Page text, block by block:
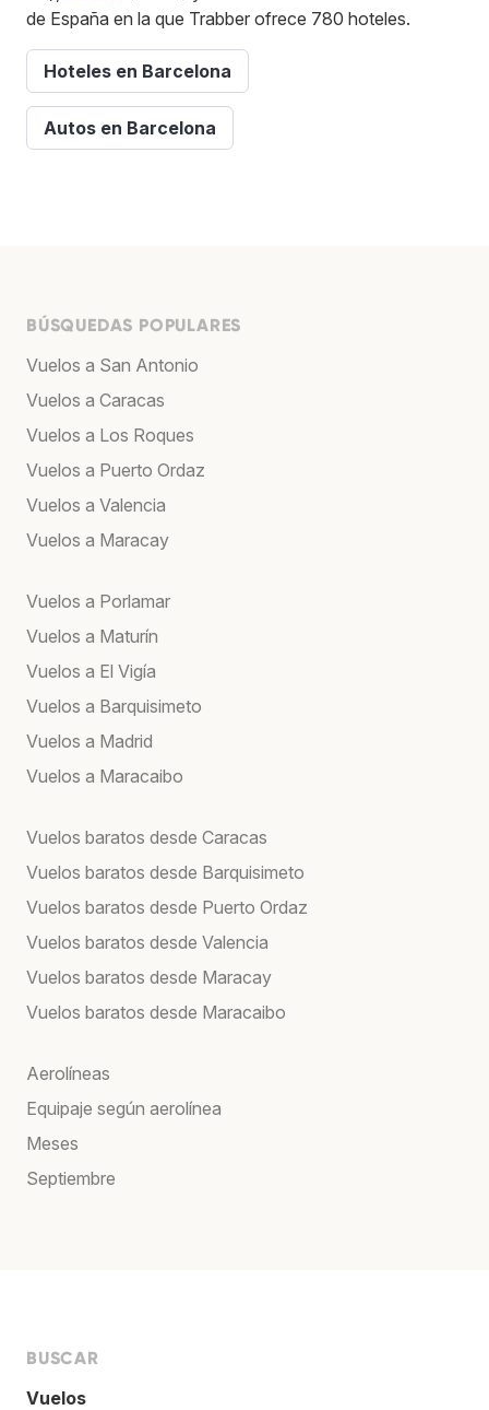
de España en la que Trabber ofrece 780 hoteles.
Hoteles en Barcelona
Autos en Barcelona
BÚSQUEDAS POPULARES
Vuelos a San Antonio
Vuelos a Caracas
Vuelos a Los Roques
Vuelos a Puerto Ordaz
Vuelos a Valencia
Vuelos a Maracay
Vuelos a Porlamar
Vuelos a Maturín
Vuelos a El Vigía
Vuelos a Barquisimeto
Vuelos a Madrid
Vuelos a Maracaibo
Vuelos baratos desde Caracas
Vuelos baratos desde Barquisimeto
Vuelos baratos desde Puerto Ordaz
Vuelos baratos desde Valencia
Vuelos baratos desde Maracay
Vuelos baratos desde Maracaibo
Aerolíneas
Equipaje según aerolínea
Meses
Septiembre
BUSCAR
Vuelos